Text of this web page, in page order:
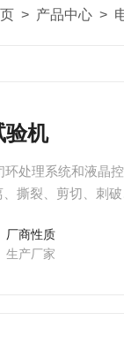
> 产品中心 >
验机
处理系统和液晶
撕裂、剪切、刺
、GB20467-
厂商性质
生产厂家